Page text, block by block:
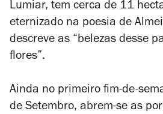
Lumiar, tem cerca de 11
eternizado na poesia de
descreve as “belezas desse
flores”.
Ainda no primeiro fim-de-
de Setembro, abrem-se as